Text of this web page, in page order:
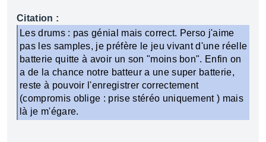
Citation :
Les drums : pas génial mais correct. Perso j'aime
pas les samples, je préfère le jeu vivant d'une réelle
batterie quitte à avoir un son "moins bon". Enfin on
a de la chance notre batteur a une super batterie,
reste à pouvoir l'enregistrer correctement
(compromis oblige : prise stéréo uniquement ) mais
là je m'égare.